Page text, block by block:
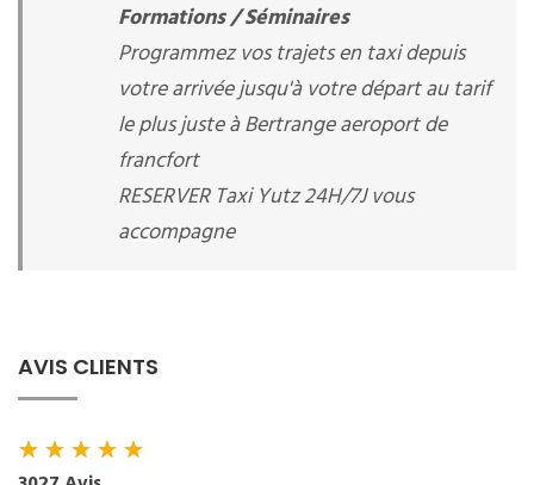
Formations / Séminaires
Programmez vos trajets en taxi depuis
votre arrivée jusqu'à votre départ au tarif
le plus juste à Bertrange aeroport de
francfort
RESERVER Taxi Yutz 24H/7J vous
accompagne
AVIS CLIENTS
★★★★★